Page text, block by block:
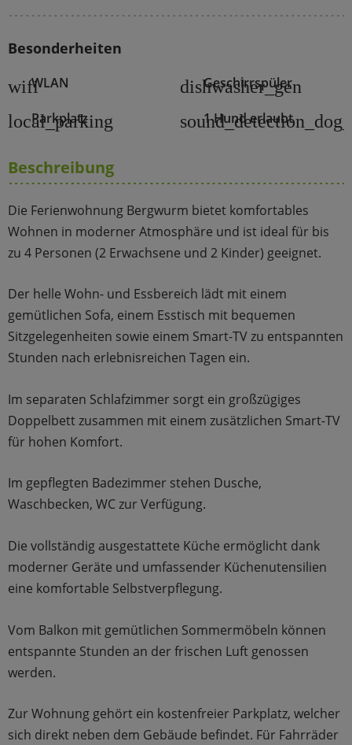
Besonderheiten
wifiWLAN dishwasher_gen
Geschirrspüler
local_parking
Parkplatz 1 Hund erlaubt
Beschreibung
Die Ferienwohnung Bergwurm bietet komfortables
Wohnen in moderner Atmosphäre und ist ideal für bis
zu 4 Personen (2 Erwachsene und 2 Kinder) geeignet.
Der helle Wohn- und Essbereich lädt mit einem
gemütlichen Sofa, einem Esstisch mit bequemen
Sitzgelegenheiten sowie einem Smart-TV zu entspannten
Stunden nach erlebnisreichen Tagen ein.
Im separaten Schlafzimmer sorgt ein großzügiges
Doppelbett zusammen mit einem zusätzlichen Smart-TV
für hohen Komfort.
Im gepflegten Badezimmer stehen Dusche,
Waschbecken, WC zur Verfügung.
Die vollständig ausgestattete Küche ermöglicht dank
moderner Geräte und umfassender Küchenutensilien
eine komfortable Selbstverpflegung.
Vom Balkon mit gemütlichen Sommermöbeln können
entspannte Stunden an der frischen Luft genossen
werden.
Zur Wohnung gehört ein kostenfreier Parkplatz, welcher
sich direkt neben dem Gebäude befindet. Für Fahrräder